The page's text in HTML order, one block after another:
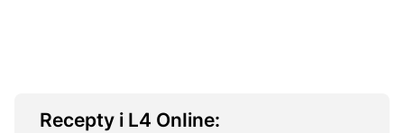
Rесерtу i L4 OnIіnе: